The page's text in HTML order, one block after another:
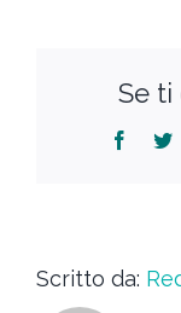
Se
Scritto da: